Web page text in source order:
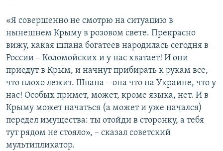
«Я совершенно не смотрю на ситуацию в
нынешнем Крыму в розовом свете. Прекрасно
вижу, какая шпана богатеев народилась сегодня в
России – Коломойских и у нас хватает! И они
приедут в Крым, и начнут прибирать к рукам все,
что плохо лежит. Шпана – она что на Украине, что у
нас! Особых примет, может, кроме языка, нет. И в
Крыму может начаться (а может и уже начался)
передел имущества: ты отойди в сторонку, а тебя
тут рядом не стояло», – сказал советский
мультипликатор.